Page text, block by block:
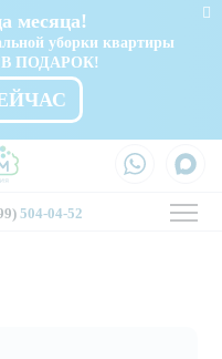
месяца!
уборки квартиры
В ПОДАРОК!
504-04-52